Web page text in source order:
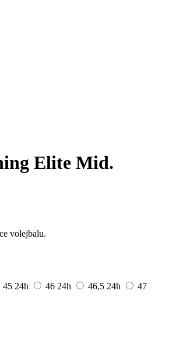
Elite Mid.
volejbalu.
45 24h 46 24h 46,5 24h
47